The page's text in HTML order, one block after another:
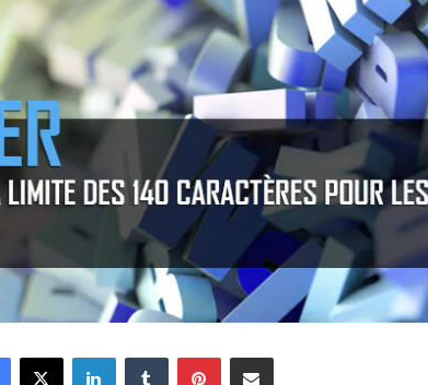
Facebook X Linkedin Tumblr Pinterest Partager par email